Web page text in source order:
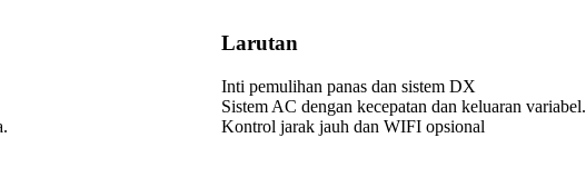
Larutan
Inti pemulihan panas dan sistem DX
Sistem AC dengan kecepatan dan keluaran variabel.
Kontrol jarak jauh dan WIFI opsional